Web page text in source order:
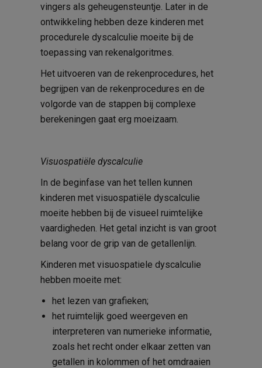
vingers als geheugensteuntje. Later in de
ontwikkeling hebben deze kinderen met
procedurele dyscalculie moeite bij de
toepassing van rekenalgoritmes.
Het uitvoeren van de rekenprocedures, het
begrijpen van de rekenprocedures en de
volgorde van de stappen bij complexe
berekeningen gaat erg moeizaam.
Visuospatiële dyscalculie
In de beginfase van het tellen kunnen
kinderen met visuospatiële dyscalculie
moeite hebben bij de visueel ruimtelijke
vaardigheden. Het getal inzicht is van groot
belang voor de grip van de getallenlijn.
Kinderen met visuospatiele dyscalculie
hebben moeite met:
het lezen van grafieken;
het ruimtelijk goed weergeven en
interpreteren van numerieke informatie,
zoals het recht onder elkaar zetten van
getallen in kolommen of het omdraaien